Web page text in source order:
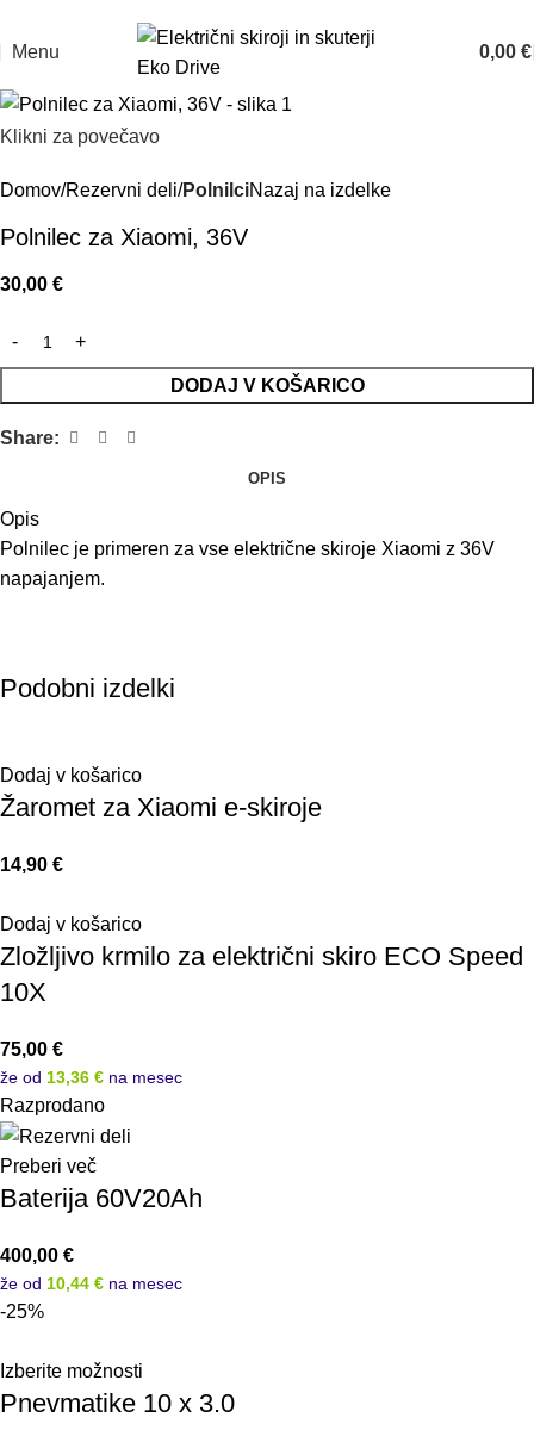
Menu 0,00 €
Klikni za povečavo
Domov Rezervni deli PolnilciNazaj na izdelke
Polnilec za Xiaomi, 36V
30,00 €
DODAJ V KOŠARICO
Share:
OPIS
Opis
Polnilec je primeren za vse električne skiroje Xiaomi z 36V
napajanjem.
Podobni izdelki
Dodaj v košarico
Žaromet za Xiaomi e-skiroje
14,90 €
Dodaj v košarico
Zložljivo krmilo za električni skiro ECO Speed
10X
75,00 €
že od 13,36 € na mesec
Razprodano
Preberi več
Baterija 60V20Ah
400,00 €
že od 10,44 € na mesec
-25%
Izberite možnosti
Pnevmatike 10 x 3.0